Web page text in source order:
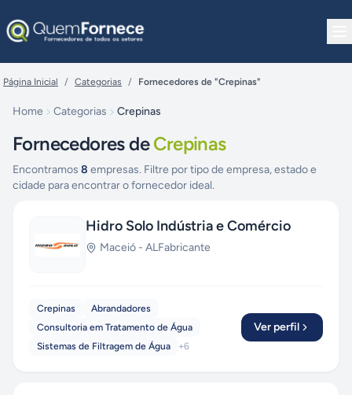
Página Inicial / Categorias / Fornecedores de "Crepinas"
Home Categorias Crepinas
Fornecedores deCrepinas
Encontramos 8 empresas. Filtre por tipo de empresa, estado e
cidade para encontrar o fornecedor ideal.
Hidro Solo Indústria e Comércio
Maceió - ALFabricante
Crepinas
Abrandadores
Consultoria em Tratamento de Água
Sistemas de Filtragem de Água
+6
Ver perfil